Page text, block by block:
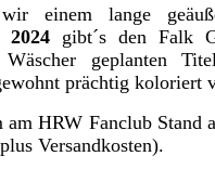
einem lange
2024 gibt´s den Falk
geplanten
prächtig koloriert
HRW Fanclub Stand
Versandkosten).